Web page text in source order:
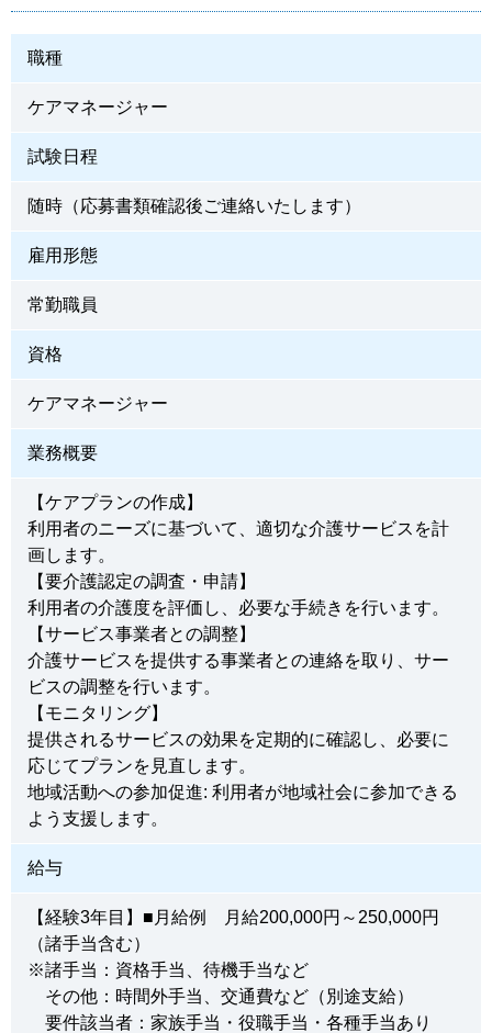
職種
ケアマネージャー
試験日程
随時（応募書類確認後ご連絡いたします）
雇用形態
常勤職員
資格
ケアマネージャー
業務概要
【ケアプランの作成】
利用者のニーズに基づいて、適切な介護サービスを計
画します。
【要介護認定の調査・申請】
利用者の介護度を評価し、必要な手続きを行います。
【サービス事業者との調整】
介護サービスを提供する事業者との連絡を取り、サー
ビスの調整を行います。
【モニタリング】
提供されるサービスの効果を定期的に確認し、必要に
応じてプランを見直します。
地域活動への参加促進: 利用者が地域社会に参加できる
よう支援します。
給与
【経験3年目】■月給例 月給200,000円～250,000円
（諸手当含む）
※諸手当：資格手当、待機手当など
その他：時間外手当、交通費など（別途支給）
要件該当者：家族手当・役職手当・各種手当あり